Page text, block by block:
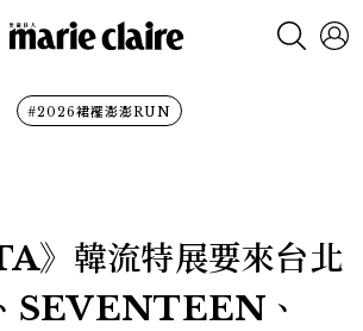
#2026裙襬澎澎RUN
》韓流特展要來台北
SEVENTEEN、